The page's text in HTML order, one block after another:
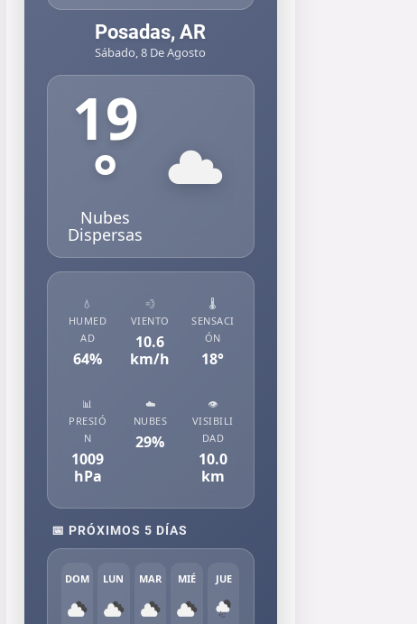
Posadas, AR
Sábado, 8 De Agosto
19
°
Nubes
Dispersas
💧
HUMED
AD
64%
💨
VIENTO
10.6
km/h
🌡️
SENSACI
ÓN
18°
📊
PRESIÓ
N
1009
hPa
☁️
NUBES
29%
👁️
VISIBILI
DAD
10.0
km
📅 PRÓXIMOS 5 DÍAS
DOM LUN MAR MIÉ JUE